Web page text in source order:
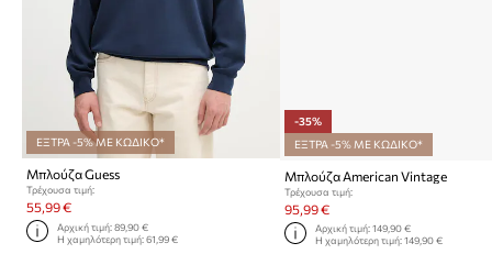
ΕΞΤΡΑ -5% ΜΕ ΚΩΔΙΚΟ*
Μπλούζα Guess
Τρέχουσα τιμή:
55,99 €
Αρχική τιμή:89,90 €
Η χαμηλότερη τιμή:61,99 €
-35%
ΕΞΤΡΑ -5% ΜΕ ΚΩΔΙΚΟ*
Μπλούζα American Vintage
Τρέχουσα τιμή:
95,99 €
Αρχική τιμή: 149,90 €
Η χαμηλότερη τιμή: 149,90 €